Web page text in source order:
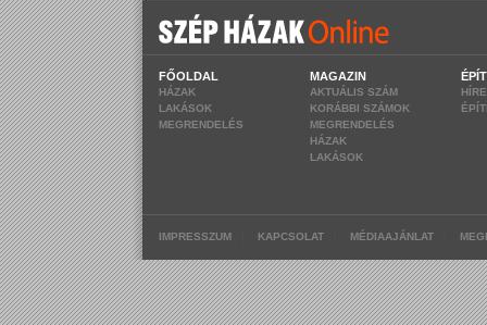
FŐOLDAL
HÁZAK
LAKÁSOK
MEGRENDELÉS
MAGAZIN
AKTUÁLIS SZÁM
KORÁBBI SZÁMOK
MEGRENDELÉS
HÁZAK
LAKÁSOK
IMPRESSZUM KAPCSOLAT MÉDIAAJÁNLAT